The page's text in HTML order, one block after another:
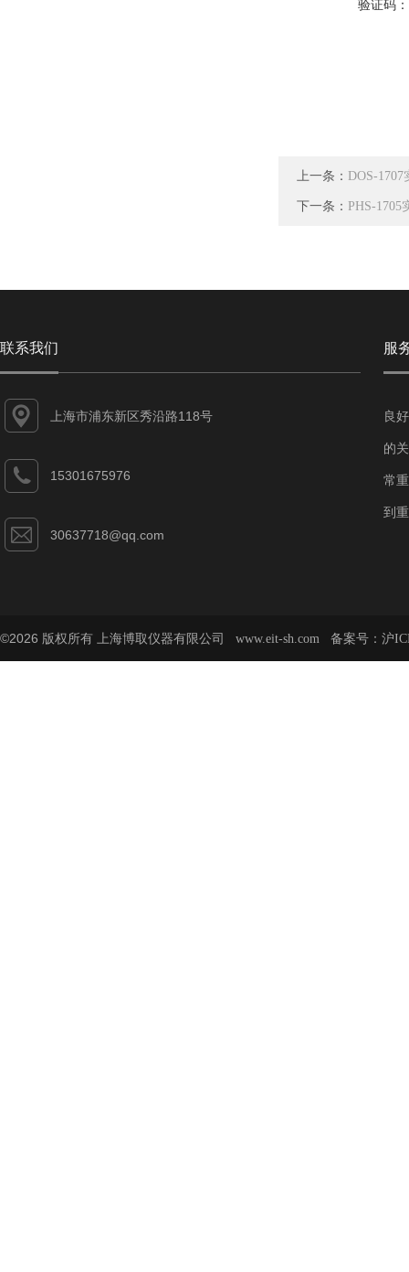
验证码：
上一条： DOS-
下一条： PHS-1705
联系我们
上海市浦东新区秀沿路118号
15301675976
30637718@qq.com
服
良
的
常
到
©2026 版权所有 上海博取仪器有限公司 www.eit-sh.com 备案号： 沪